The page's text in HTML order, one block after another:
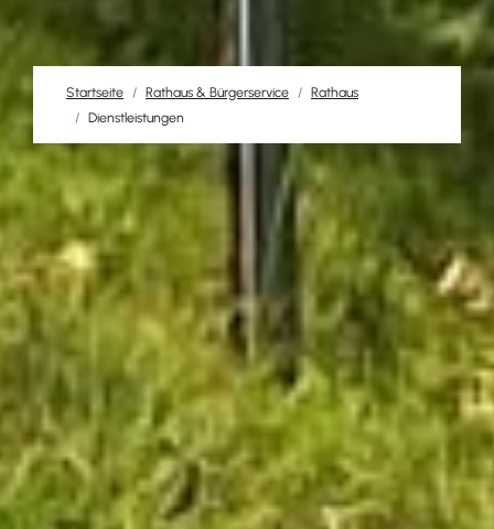
Startseite Rathaus & Bürgerservice
Rathaus
Dienstleistungen